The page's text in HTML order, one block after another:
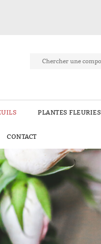
PLANTES FLEURIES
CONTACT